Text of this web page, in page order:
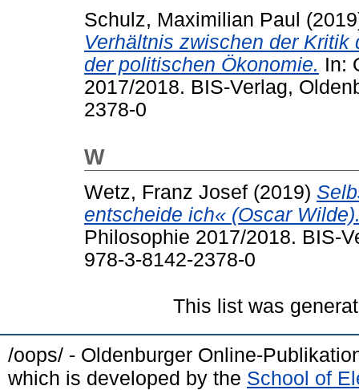
Schulz, Maximilian Paul
Verhältnis zwischen der
der politischen Ökonomie. In:
2017/2018. BIS-Verlag,
2378-0
W
Wetz, Franz Josef (2019)
entscheide ich« (Oscar
Philosophie 2017/2018. BIS-
978-3-8142-2378-0
This list was
/oops/ - Oldenburger Online-
which is developed by the School of